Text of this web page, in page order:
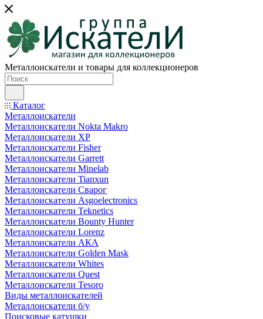
Металлоискатели и товары для коллекционеров
Каталог
Металлоискатели
Металлоискатели Nokta Makro
Металлоискатели XP
Металлоискатели Fisher
Металлоискатели Garrett
Металлоискатели Minelab
Металлоискатели Tianxun
Металлоискатели Сварог
Металлоискатели Asgoelectronics
Металлоискатели Teknetics
Металлоискатели Bounty Hunter
Металлоискатели Lorenz
Металлоискатели АКА
Металлоискатели Golden Mask
Металлоискатели Whites
Металлоискатели Quest
Металлоискатели Tesoro
Виды металлоискателей
Металлоискатели б/у
Поисковые катушки